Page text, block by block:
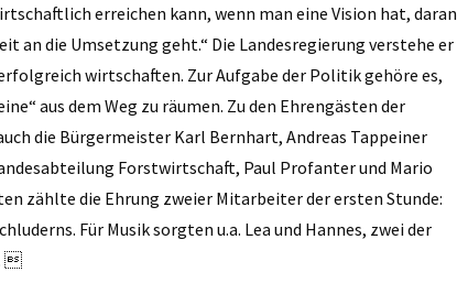
er­reichen kann, wenn man eine Vision hat, daran
an die Umsetzung geht.“ Die Landesregierung verstehe er
wirtschaften. Zur Aufgabe der Politik gehöre es,
aus dem Weg zu räumen. Zu den Ehrengästen der
die Bürgermeister Karl Bernhart, Andreas Tappeiner
Forstwirtschaft, Paul Profanter und Mario
zählte die Ehrung zweier Mitarbeiter der ersten Stunde:
Für Musik sorgten u.a. Lea und Hannes, zwei der
